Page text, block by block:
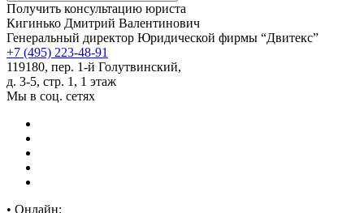
Получить консультацию юриста
Кигинько Дмитрий Валентинович
Генеральный директор Юридической фирмы “Двитекс”
+7 (495) 223-48-91
119180, пер. 1-й Голутвинский,
д. 3-5, стр. 1, 1 этаж
Мы в соц. сетях
• Онлайн: